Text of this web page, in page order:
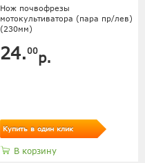
Нож почвофрезы
мотокультиватора (пара пр/лев)
(230мм)
24.00р.
Купить в один клик
В корзину